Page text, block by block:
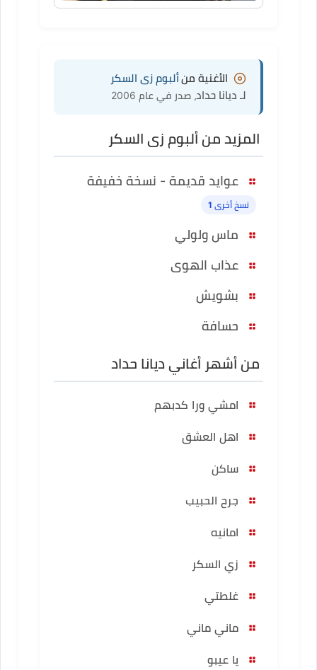
الأغنية منألبوم زى السكر
لـ ديانا حداد ، صدر في عام 2006
المزيد من ألبوم زى السكر
عوايد قديمة - نسخة خفيفة
نسخ أخرى 1
ماس ولولي
عذاب الهوى
بشويش
حسافة
من أشهر أغاني ديانا حداد
امشي ورا كدبهم
اهل العشق
ساكن
جرح الحبيب
امانيه
زي السكر
غلطتي
ماني ماني
يا عيبو